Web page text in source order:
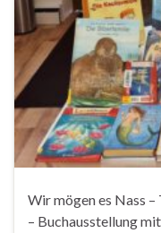
Wir mögen es Nass –
– Buchausstellung